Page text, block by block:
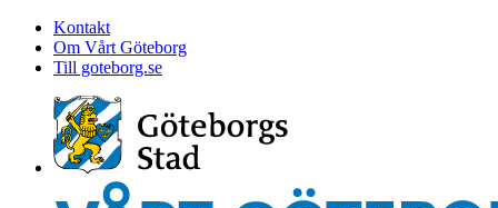
Kontakt
Om Vårt Göteborg
Till goteborg.se